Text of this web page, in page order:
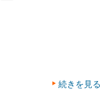
続きを見る